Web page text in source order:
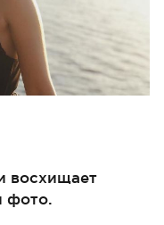
восхищает
фото.